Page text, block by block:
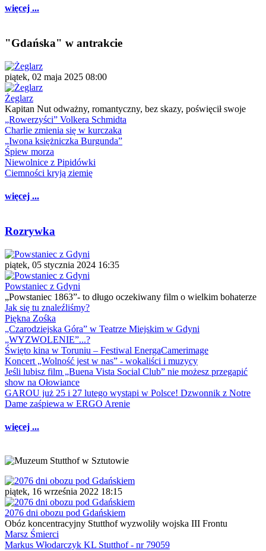
więcej ...
"Gdańska" w antrakcie
piątek, 02 maja 2025 08:00
Żeglarz
Kapitan Nut odważny, romantyczny, bez skazy, poświęcił swoje
„Rowerzyści” Volkera Schmidta
Charlie zmienia się w kurczaka
„Iwona księżniczka Burgunda”
Śpiew morza
Niewolnice z Pipidówki
Ciemności kryją ziemię
więcej ...
Rozrywka
piątek, 05 stycznia 2024 16:35
Powstaniec z Gdyni
„Powstaniec 1863”- to długo oczekiwany film o wielkim bohaterze
Jak się tu znaleźliśmy?
Piękna Zośka
„Czarodziejska Góra” w Teatrze Miejskim w Gdyni
„WYZWOLENIE”...?
Święto kina w Toruniu – Festiwal EnergaCamerimage
Koncert „Wolność jest w nas” - wokaliści i muzycy
Jeśli lubisz film „Buena Vista Social Club” nie możesz przegapić
show na Ołowiance
GAROU już 25 i 27 lutego wystąpi w Polsce! Dzwonnik z Notre
Dame zaśpiewa w ERGO Arenie
więcej ...
piątek, 16 września 2022 18:15
2076 dni obozu pod Gdańskiem
Obóz koncentracyjny Stutthof wyzwoliły wojska III Frontu
Marsz Śmierci
Markus Włodarczyk KL Stutthof - nr 79059